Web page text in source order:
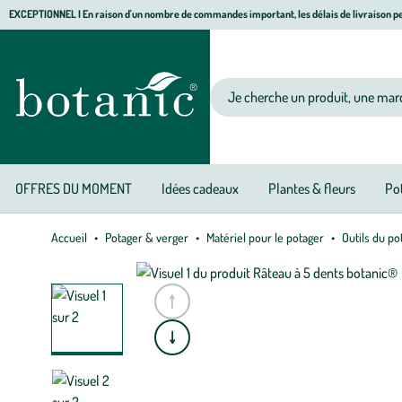
Aller
navigation
Aller
principal
Aller
de
page
EXCEPTIONNEL I En raison d'un nombre de commandes important, les délais de livraison
Votre recherche
OFFRES DU MOMENT Idées cadeaux Plantes & fleurs
Accueil Potager & verger Matériel pour le potager Outils du
A
l
l
e
r
à
l
a
s
l
i
d
e
p
r
é
c
é
d
e
n
t
e A
l
l
e
r
à
l
a
s
l
i
d
e
s
u
i
v
a
n
t
e